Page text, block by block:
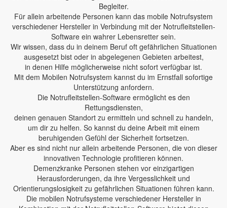
Begleiter.
Für allein arbeitende Personen kann das mobile Notrufsystem
verschiedener Hersteller in Verbindung mit der Notrufleitstellen-
Software ein wahrer Lebensretter sein.
Wir wissen, dass du in deinem Beruf oft gefährlichen Situationen
ausgesetzt bist oder in abgelegenen Gebieten arbeitest,
in denen Hilfe möglicherweise nicht sofort verfügbar ist.
Mit dem Mobilen Notrufsystem kannst du im Ernstfall sofortige
Unterstützung anfordern.
Die Notrufleitstellen-Software ermöglicht es den
Rettungsdiensten,
deinen genauen Standort zu ermitteln und schnell zu handeln,
um dir zu helfen. So kannst du deine Arbeit mit einem
beruhigenden Gefühl der Sicherheit fortsetzen.
Aber es sind nicht nur allein arbeitende Personen, die von dieser
innovativen Technologie profitieren können.
Demenzkranke Personen stehen vor einzigartigen
Herausforderungen, da ihre Vergesslichkeit und
Orientierungslosigkeit zu gefährlichen Situationen führen kann.
Die mobilen Notrufsysteme verschiedener Hersteller in